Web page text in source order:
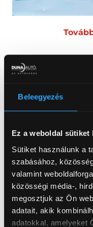
Beleegyezés
Ez a weboldal sütiket
Sütiket használunk a
szabásához,
valamint
közösségi média-,
megosztjuk az Ön
adatait, akik
adatokkal, amelyeket
a belső égésű
rendszerük
évszázada használt
autókétól.
részében
legfontosabb
Ahogy a neve is